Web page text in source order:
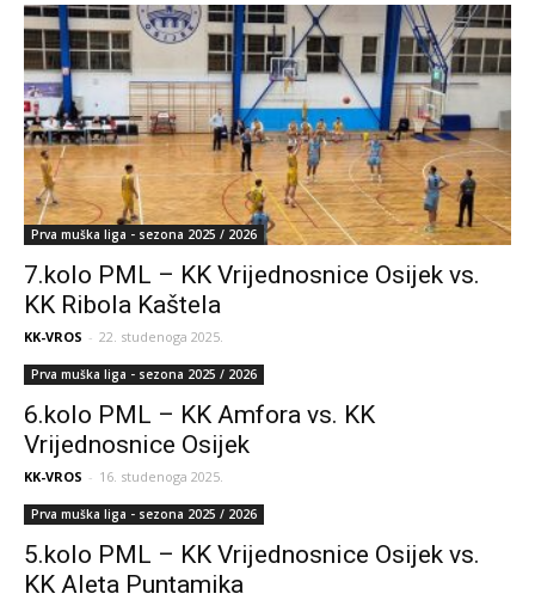
Prva muška liga - sezona 2025 / 2026
7.kolo PML – KK Vrijednosnice Osijek vs.
KK Ribola Kaštela
KK-VROS - 22. studenoga 2025.
Prva muška liga - sezona 2025 / 2026
6.kolo PML – KK Amfora vs. KK
Vrijednosnice Osijek
KK-VROS - 16. studenoga 2025.
Prva muška liga - sezona 2025 / 2026
5.kolo PML – KK Vrijednosnice Osijek vs.
KK Aleta Puntamika